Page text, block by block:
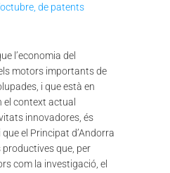
de patents
l’economia del
motors importants de
i que està en
el context actual
innovadores, és
el Principat d’Andorra
que, per
com la investigació, el